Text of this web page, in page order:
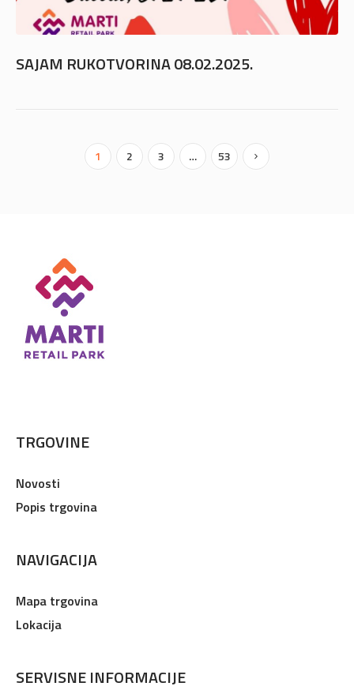
SAJAM RUKOTVORINA 08.02.2025.
1 2 3 … 53
TRGOVINE
Novosti
Popis trgovina
NAVIGACIJA
Mapa trgovina
Lokacija
SERVISNE INFORMACIJE